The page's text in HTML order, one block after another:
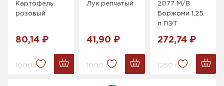
Картофель
розовый
80,14 ₽
1000 г.
Лук репчатый
41,90 ₽
1000 г.
2077 М/В
Боржоми 1,25
л ПЭТ
272,74 ₽
1250 г.